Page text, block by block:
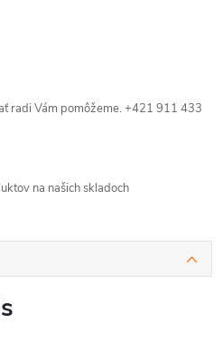
radi Vám pomôžeme. +421 911 433
na našich skladoch